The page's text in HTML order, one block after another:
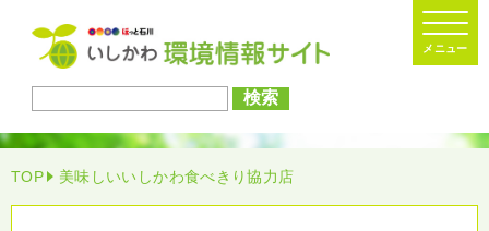
検索
TOP 美味しいいしかわ食べきり協力店